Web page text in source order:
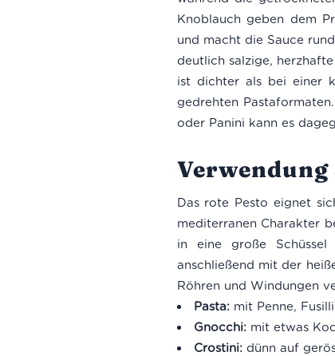
Knoblauch geben dem
und macht die Sauce
deutlich salzige,
ist dichter als bei einer
gedrehten
oder Panini kann es
Verwendung
Das rote Pesto eignet
mediterranen Charakter
in eine große
anschließend mit der
Röhren und Windungen
Pasta:mit Penne,
Gnocchi:mit etwas
Crostini:dünn auf